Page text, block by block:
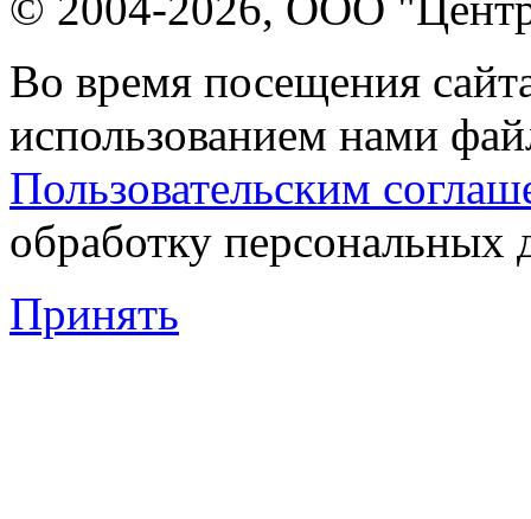
Во время посещения
использованием нами
Пользовательским
обработку персональных
Принять